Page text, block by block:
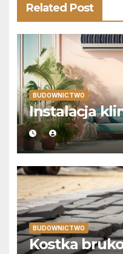
Related Post
BUDOWNICTWO
Instalacja
BUDOWNICTWO
Kostka